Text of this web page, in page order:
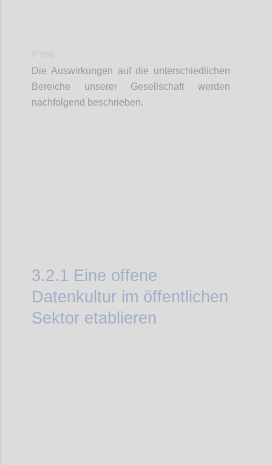
Die Auswirkungen auf die unterschiedlichen
Bereiche unserer Gesellschaft werden
nachfolgend beschrieben.
3.2.1 Eine offene
Datenkultur im öffentlichen
Sektor etablieren